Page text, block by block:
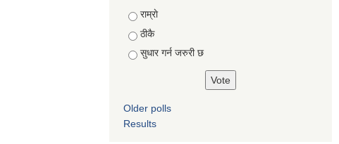
Choices
राम्राे
ठीकै
सुधार गर्न जरुरी छ
Older polls
Results